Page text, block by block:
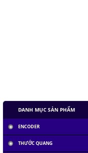
DANH MỤC SẢN PHẨM
ENCODER
THƯỚC QUANG